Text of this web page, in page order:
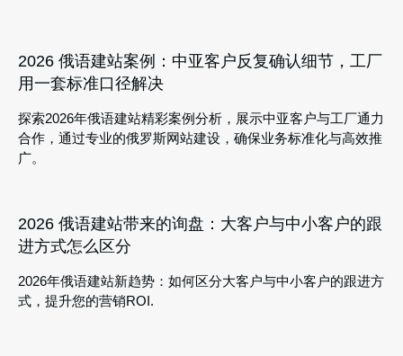
2026 俄语建站案例：中亚客户反复确认细节，工厂
用一套标准口径解决
探索2026年俄语建站精彩案例分析，展示中亚客户与工厂通力
合作，通过专业的俄罗斯网站建设，确保业务标准化与高效推
广。
2026 俄语建站带来的询盘：大客户与中小客户的跟
进方式怎么区分
2026年俄语建站新趋势：如何区分大客户与中小客户的跟进方
式，提升您的营销ROI.